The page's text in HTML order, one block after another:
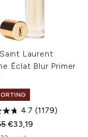
Laurent
Éclat Blur Primer
4.7 (1179)
Retail Price:
Huidige prijs:
€33,19